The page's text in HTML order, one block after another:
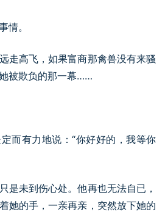
情。
走高飞，如果富商那禽兽没有来骚
被欺负的那一幕……
而有力地说：“你好好的，我等你
是未到伤心处。他再也无法自已，
她的手，一亲再亲，突然放下她的